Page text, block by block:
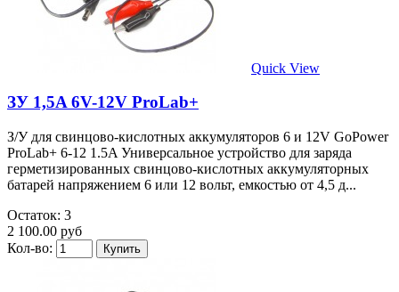
Quick View
ЗУ 1,5A 6V-12V ProLab+
З/У для свинцово-кислотных аккумуляторов 6 и 12V GoPower
ProLab+ 6-12 1.5A Универсальное устройство для заряда
герметизированных свинцово-кислотных аккумуляторных
батарей напряжением 6 или 12 вольт, емкостью от 4,5 д...
Остаток: 3
2 100.00 руб
Кол-во: